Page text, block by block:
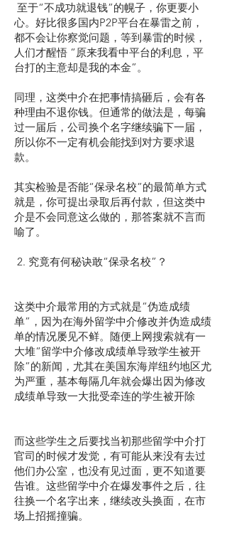
至于“不成功就退钱”的幌子，你更要小
心。好比很多国内P2P平台在暴雷之前，
都不会让你察觉问题，等到暴雷的时候，
人们才醒悟 “原来我看中平台的利息，平
台打的主意却是我的本金”。
同理，这类中介在把事情搞砸后，会有各
种理由不退你钱。但通常的做法是，每骗
过一届后，公司换个名字继续骗下一届，
所以你不一定有机会能找到对方要求退
款。
其实检验是否能“保录名校”的最简单方式
就是，你可提出录取后再付款，但这类中
介是不会同意这么做的，那答案就不言而
喻了。
2. 究竟有何秘诀敢“保录名校”？
这类中介最常用的方式就是“伪造成绩
单”，因为在海外留学中介修改并伪造成绩
单的情况屡见不鲜。随便上网搜索就有一
大堆“留学中介修改成绩单导致学生被开
除”的新闻，尤其在美国东海岸纽约地区尤
为严重，基本每隔几年就会爆出因为修改
成绩单导致一大批受牵连的学生被开除
而这些学生之后要找当初那些留学中介打
官司的时候才发觉，有可能从来没有去过
他们办公室，也没有见过面，更不知道要
告谁。这些留学中介在爆发事件之后，往
往换一个名字出来，继续改头换面，在市
场上招摇撞骗。